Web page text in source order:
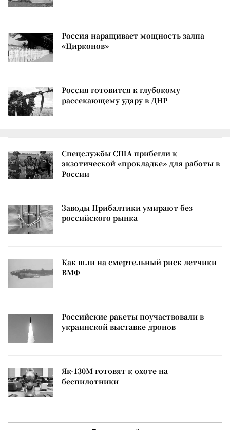
Россия наращивает мощность залпа
«Цирконов»
Россия готовится к глубокому
рассекающему удару в ДНР
Спецслужбы США прибегли к
экзотической «прокладке» для работы в
России
Заводы Прибалтики умирают без
российского рынка
Как шли на смертельный риск летчики
ВМФ
Российские ракеты поучаствовали в
украинской выставке дронов
Як-130М готовят к охоте на
беспилотники